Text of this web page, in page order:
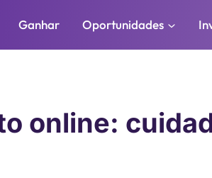
Ganhar Oportunidades
online: